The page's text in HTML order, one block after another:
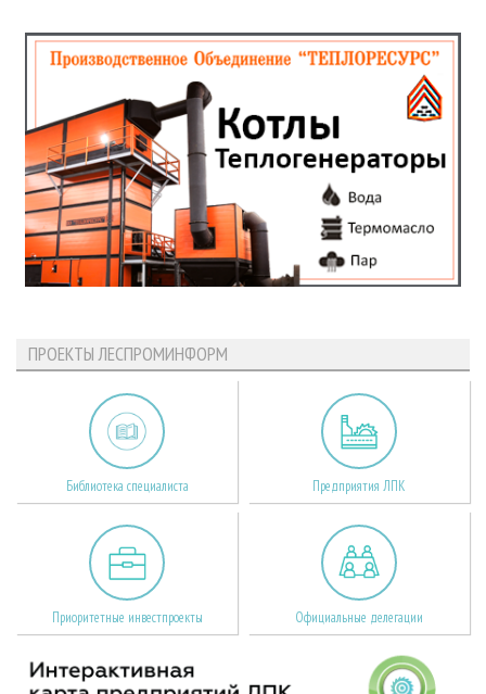
ПРОЕКТЫ ЛЕСПРОМИНФОРМ
Библиотека специалиста Предприятия ЛПК
Приоритетные инвестпроекты Официальные делегации